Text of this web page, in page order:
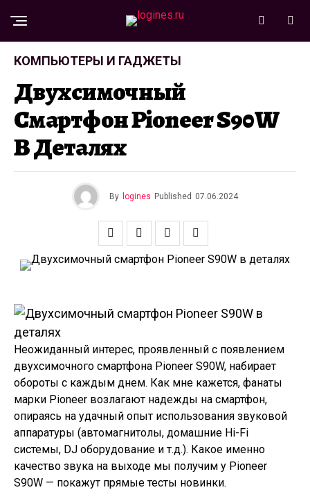
КОМПЬЮТЕРЫ И ГАДЖЕТЫ
Двухсимочный
Смартфон Pioneer S90W
В Деталях
By logines Published 07.06.2024
Неожиданный интерес, проявленный с появлением
двухсимочного смартфона Pioneer S90W, набирает
обороты с каждым днем. Как мне кажется, фанаты
марки Pioneer возлагают надежды на смартфон,
опираясь на удачный опыт использования звуковой
аппаратуры (автомагнитолы, домашние Hi-Fi
системы, DJ оборудование и т.д.). Какое именно
качество звука на выходе мы получим у Pioneer
S90W — покажут прямые тесты новинки.